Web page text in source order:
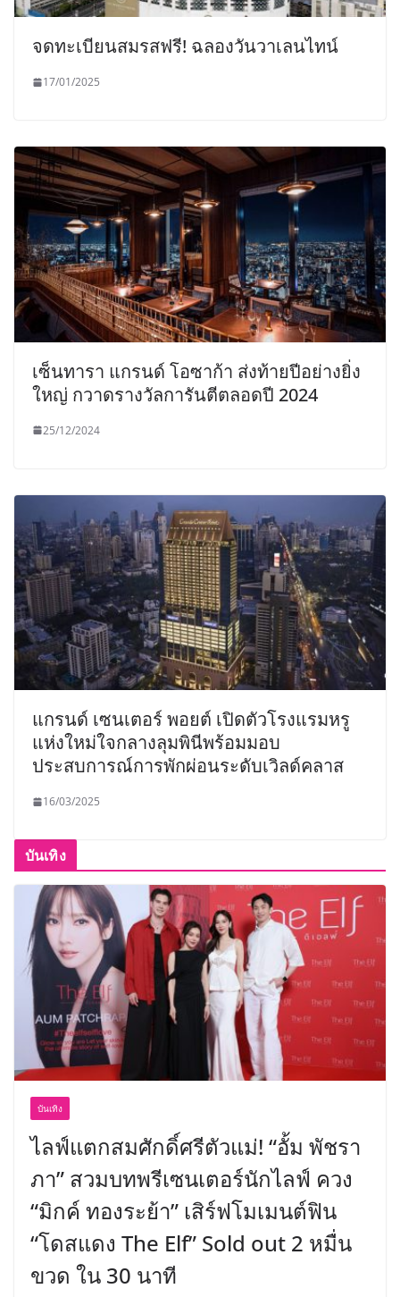
จดทะเบียนสมรสฟรี! ฉลองวันวาเลนไทน์
17/01/2025
เซ็นทารา แกรนด์ โอซาก้า ส่งท้ายปีอย่างยิ่ง
ใหญ่ กวาดรางวัลการันตีตลอดปี 2024
25/12/2024
แกรนด์ เซนเตอร์ พอยต์ เปิดตัวโรงแรมหรู
แห่งใหม่ใจกลางลุมพินีพร้อมมอบ
ประสบการณ์การพักผ่อนระดับเวิลด์คลาส
16/03/2025
บันเทิง
บันเทิง
ไลฟ์แตกสมศักดิ์ศรีตัวแม่! “อั้ม พัชรา
ภา” สวมบทพรีเซนเตอร์นักไลฟ์ ควง
“มิกค์ ทองระย้า” เสิร์ฟโมเมนต์ฟิน
“โดสแดง The Elf” Sold out 2 หมื่น
ขวด ใน 30 นาที